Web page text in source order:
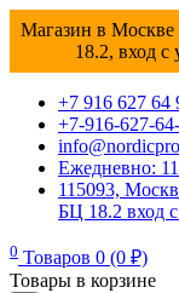
Магазин в Москве
18.2, вход
+7 916 627 64
+7-916-627-
Ежедневно:
115093,
БЦ 18.2 вход
0 Товаров 0 (0 ₽)
Товары в корзине